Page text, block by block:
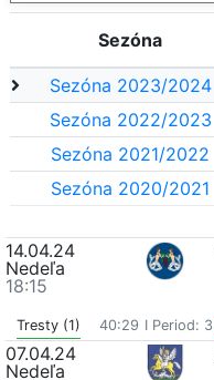
Sezóna
Sezóna 2023/2024
Sezóna 2022/2023
Sezóna 2021/2022
Sezóna 2020/2021
14.04.24
Nedeľa
18:15
Tresty (1) 40:29 I Period: 3
07.04.24
Nedeľa